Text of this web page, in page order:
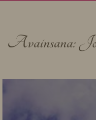
Avainsana: